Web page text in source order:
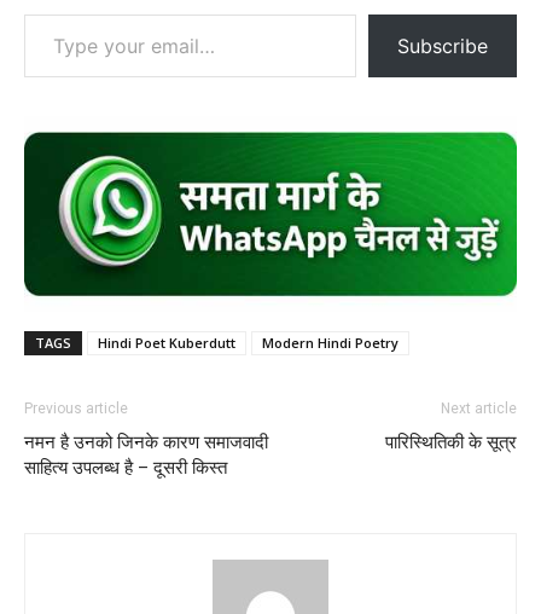
Type your email…
Subscribe
TAGS Hindi Poet Kuberdutt Modern Hindi Poetry
Previous article
नमन है उनको जिनके कारण समाजवादी
साहित्य उपलब्ध है – दूसरी किस्त
Next article
पारिस्थितिकी के सूत्र